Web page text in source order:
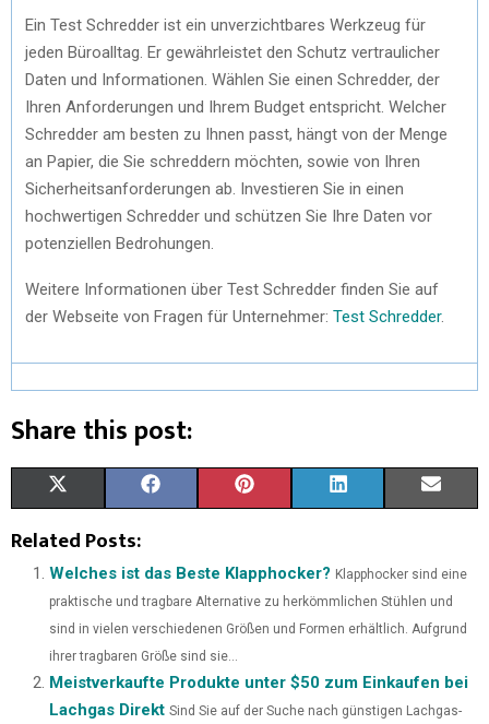
Ein Test Schredder ist ein unverzichtbares Werkzeug für
jeden Büroalltag. Er gewährleistet den Schutz vertraulicher
Daten und Informationen. Wählen Sie einen Schredder, der
Ihren Anforderungen und Ihrem Budget entspricht. Welcher
Schredder am besten zu Ihnen passt, hängt von der Menge
an Papier, die Sie schreddern möchten, sowie von Ihren
Sicherheitsanforderungen ab. Investieren Sie in einen
hochwertigen Schredder und schützen Sie Ihre Daten vor
potenziellen Bedrohungen.
Weitere Informationen über Test Schredder finden Sie auf
der Webseite von Fragen für Unternehmer: Test Schredder.
Share this post:
T
W
T
C
E
O
N
T
R
K
D
A
I
Related Posts:
Welches ist das Beste Klapphocker? Klapphocker sind eine
praktische und tragbare Alternative zu herkömmlichen Stühlen und
sind in vielen verschiedenen Größen und Formen erhältlich. Aufgrund
ihrer tragbaren Größe sind sie...
Meistverkaufte Produkte unter $50 zum Einkaufen bei
Lachgas Direkt Sind Sie auf der Suche nach günstigen Lachgas-